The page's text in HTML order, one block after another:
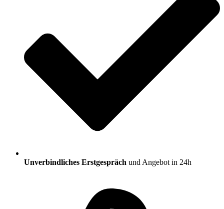
Unverbindliches Erstgespräch und Angebot in 24h